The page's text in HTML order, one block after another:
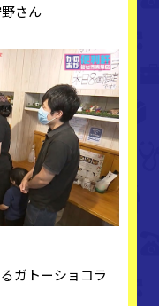
さん
ガトーショコラ